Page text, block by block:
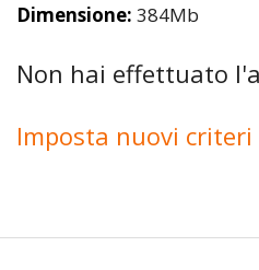
Dimensione: 384Mb
Non hai effettuato
Imposta nuovi criteri